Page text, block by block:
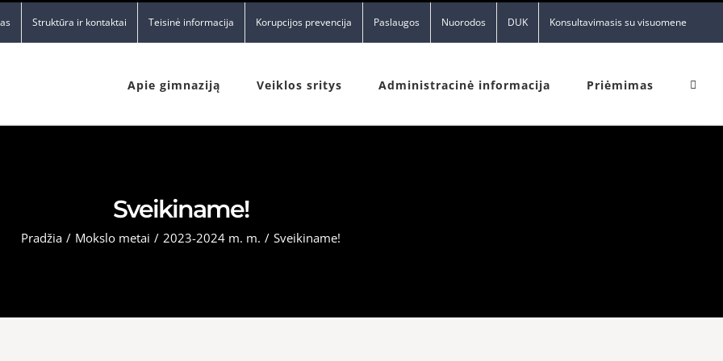
Struktūra ir kontaktai Teisinė informacija Korupcijos prevencija Paslaugos Nuorodos DUK Konsultavimasis su visuomene
Apie gimnaziją Veiklos sritys Administracinė informacija Priėmimas
Sveikiname!
Pradžia / Mokslo metai / 2023-2024 m. m. / Sveikiname!